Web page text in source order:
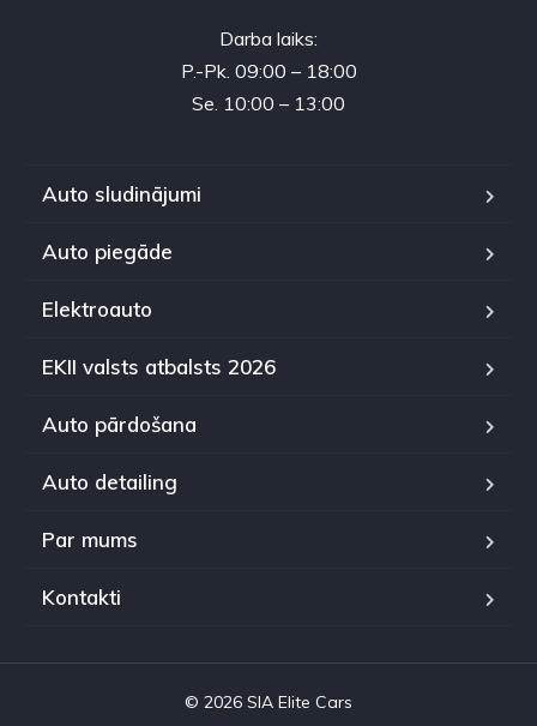
Darba laiks:
P.-Pk. 09:00 – 18:00
Se. 10:00 – 13:00
Auto sludinājumi
Auto piegāde
Elektroauto
EKII valsts atbalsts 2026
Auto pārdošana
Auto detailing
Par mums
Kontakti
© 2026 SIA Elite Cars